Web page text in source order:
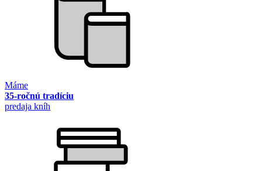
Máme
35-ročnú tradíciu
predaja kníh